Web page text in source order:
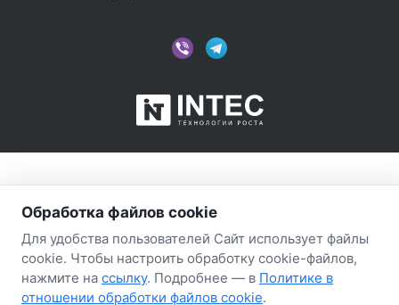
Обработка файлов cookie
Для удобства пользователей Сайт использует файлы
cookie. Чтобы настроить обработку cookie-файлов,
нажмите на ссылку. Подробнее — в Политике в
отношении обработки файлов cookie.